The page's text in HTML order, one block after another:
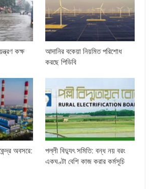
কক্ষ
আদানির বকেয়া নিয়মিত পরিশোধ
করছে পিডিবি
অবসরে:
পল্লী বিদ্যুৎ সমিতি: বন্ধ নয় বরং
একঘণ্টা বেশি কাজ করার কর্মসূচি